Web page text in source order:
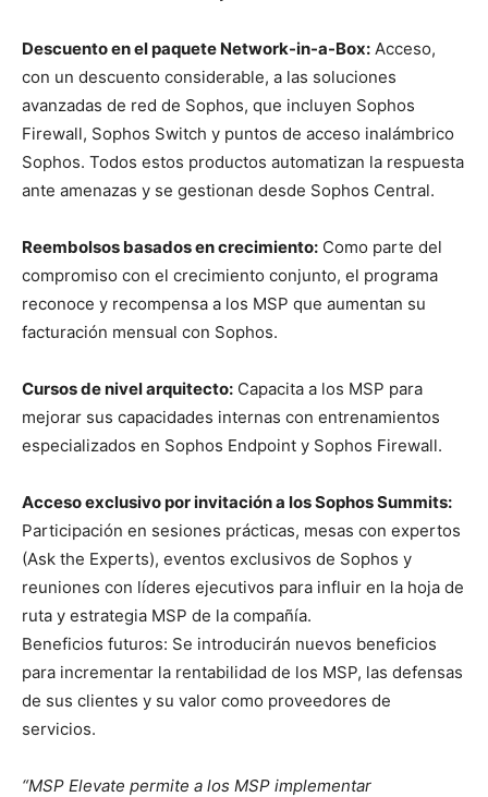
Descuento en el paquete Network-in-a-Box: Acceso,
con un descuento considerable, a las soluciones
avanzadas de red de Sophos, que incluyen Sophos
Firewall, Sophos Switch y puntos de acceso inalámbrico
Sophos. Todos estos productos automatizan la respuesta
ante amenazas y se gestionan desde Sophos Central.
Reembolsos basados en crecimiento: Como parte del
compromiso con el crecimiento conjunto, el programa
reconoce y recompensa a los MSP que aumentan su
facturación mensual con Sophos.
Cursos de nivel arquitecto: Capacita a los MSP para
mejorar sus capacidades internas con entrenamientos
especializados en Sophos Endpoint y Sophos Firewall.
Acceso exclusivo por invitación a los Sophos Summits:
Participación en sesiones prácticas, mesas con expertos
(Ask the Experts), eventos exclusivos de Sophos y
reuniones con líderes ejecutivos para influir en la hoja de
ruta y estrategia MSP de la compañía.
Beneficios futuros: Se introducirán nuevos beneficios
para incrementar la rentabilidad de los MSP, las defensas
de sus clientes y su valor como proveedores de
servicios.
“MSP Elevate permite a los MSP implementar